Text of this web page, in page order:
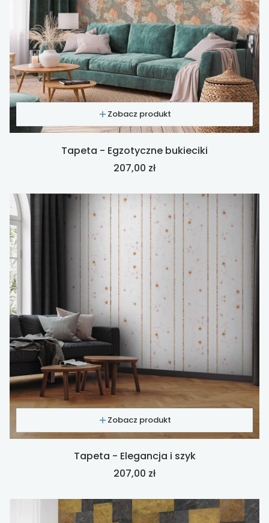
Zobacz produkt
Tapeta - Egzotyczne bukieciki
Cena
207,00 zł
Zobacz produkt
Tapeta - Elegancja i szyk
Cena
207,00 zł